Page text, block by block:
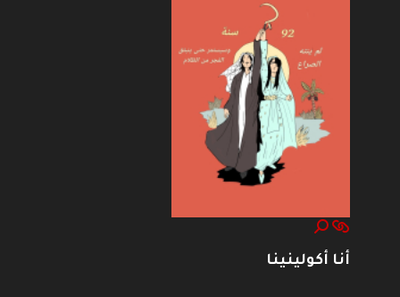
أنا أكولينينا